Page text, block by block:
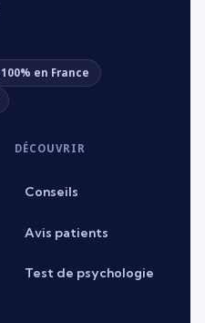
100% en France
DÉCOUVRIR
Conseils
Avis patients
Test de psychologie